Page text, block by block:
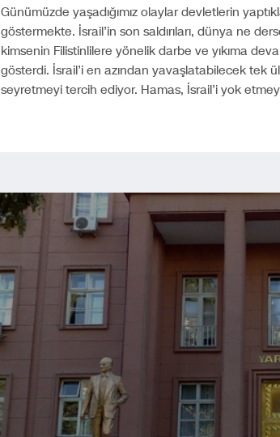
Günümüzde yaşadığımız olaylar devletlerin
göstermekte. İsrail’in son saldırıları, dünya ne
kimsenin Filistinlilere yönelik darbe ve yıkıma
gösterdi. İsrail’i en azından yavaşlatabilecek tek
seyretmeyi tercih ediyor. Hamas, İsrail’i yok